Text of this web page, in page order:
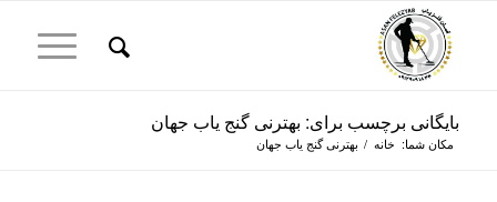
بایگانی برچسب برای: بهترنی گنج یاب جهان
مکان شما: خانه / بهترنی گنج یاب جهان